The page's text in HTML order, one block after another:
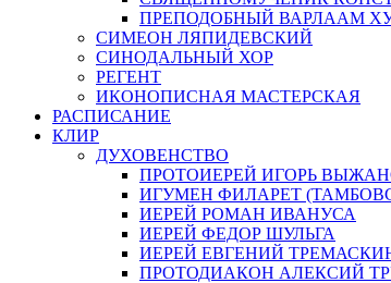
ПРЕПОДОБНЫЙ ВАРЛААМ
СИМЕОН ЛЯПИДЕВСКИЙ
СИНОДАЛЬНЫЙ ХОР
РЕГЕНТ
ИКОНОПИСНАЯ МАСТЕРСКАЯ
РАСПИСАНИЕ
КЛИР
ДУХОВЕНСТВО
ПРОТОИЕРЕЙ ИГОРЬ
ИГУМЕН ФИЛАРЕТ
ИЕРЕЙ РОМАН ИВАНУСА
ИЕРЕЙ ФЕДОР ШУЛЬГА
ИЕРЕЙ ЕВГЕНИЙ
ПРОТОДИАКОН АЛЕКСИЙ